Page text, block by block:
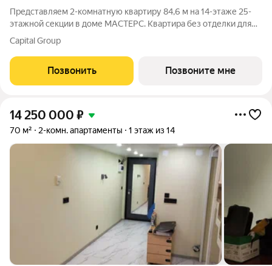
Представляем 2-комнатную квартиру 84,6 м на 14-этаже 25-
этажной секции в доме МАСТЕРС. Квартира без отделки для
реализации индивидуального дизайн-проекта. Скидка 10% в
июле! Подробности в офисе отдела продаж. - Гардеробная -
Виды на Москва-Сити, ВЭБ
Capital Group
Позвонить Позвоните мне
14 250 000 ₽
70 м² 2-комн. апартаменты 1 этаж из 14